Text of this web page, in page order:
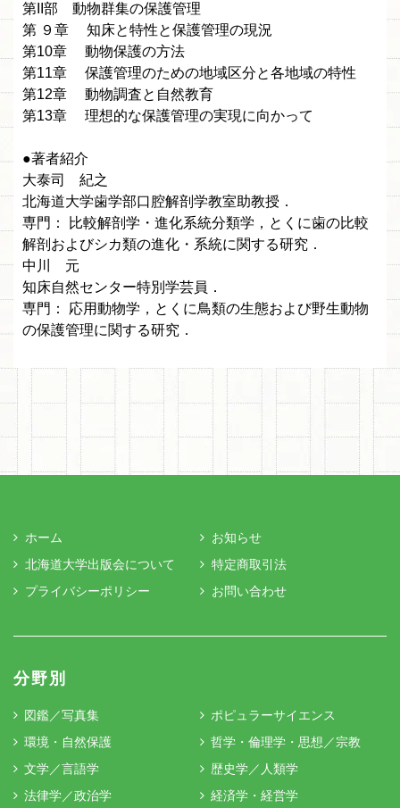
第II部 動物群集の保護管理
第 ９章 知床と特性と保護管理の現況
第10章 動物保護の方法
第11章 保護管理のための地域区分と各地域の特性
第12章 動物調査と自然教育
第13章 理想的な保護管理の実現に向かって
●著者紹介
大泰司 紀之
北海道大学歯学部口腔解剖学教室助教授．
専門： 比較解剖学・進化系統分類学，とくに歯の比較
解剖およびシカ類の進化・系統に関する研究．
中川 元
知床自然センター特別学芸員．
専門： 応用動物学，とくに鳥類の生態および野生動物
の保護管理に関する研究．
ホーム
お知らせ
北海道大学出版会について
特定商取引法
プライバシーポリシー
お問い合わせ
分野別
図鑑／写真集
ポピュラーサイエンス
環境・自然保護
哲学・倫理学・思想／宗教
文学／言語学
歴史学／人類学
法律学／政治学
経済学・経営学